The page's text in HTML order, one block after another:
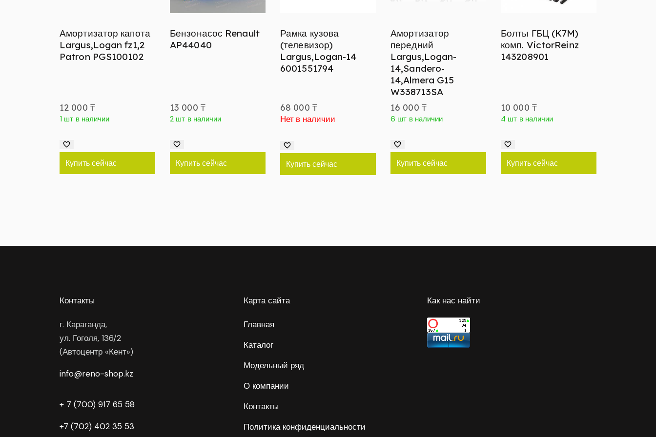
Амортизатор капота
Largus,Logan fz1,2
Patron PGS100102
12 000 ₸
1 шт в наличии
Купить сейчас
Бензонасос Renault
AP44040
13 000 ₸
2 шт в наличии
Купить сейчас
Рамка кузова
(телевизор)
Largus,Logan-14
6001551794
68 000 ₸
Нет в наличии
Купить сейчас
Амортизатор
передний
Largus,Logan-
14,Sandero-
14,Almera G15
W338713SA
16 000 ₸
6 шт в наличии
Купить сейчас
Болты ГБЦ (K7M)
комп. VictorReinz
143208901
10 000 ₸
4 шт в наличии
Купить сейчас
Контакты
г. Караганда,
ул. Гоголя, 136/2
(Автоцентр «Кент»)
info@reno-shop.kz
+ 7 (700) 917 65 58
+7 (702) 402 35 53
Карта сайта
Главная
Каталог
Модельный ряд
О компании
Контакты
Политика конфиденциальности
Как нас найти